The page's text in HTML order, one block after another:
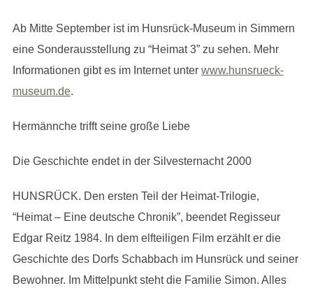
Ab Mitte September ist im Hunsrück-Museum in Simmern
eine Sonderausstellung zu “Heimat 3” zu sehen. Mehr
Informationen gibt es im Internet unter www.hunsrueck-
museum.de.
Hermännche trifft seine große Liebe
Die Geschichte endet in der Silvesternacht 2000
HUNSRÜCK. Den ersten Teil der Heimat-Trilogie,
“Heimat – Eine deutsche Chronik”, beendet Regisseur
Edgar Reitz 1984. In dem elfteiligen Film erzählt er die
Geschichte des Dorfs Schabbach im Hunsrück und seiner
Bewohner. Im Mittelpunkt steht die Familie Simon. Alles